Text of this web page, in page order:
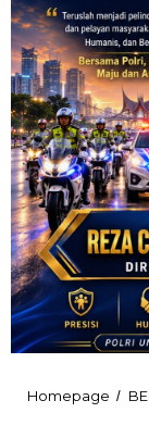
Homepage /